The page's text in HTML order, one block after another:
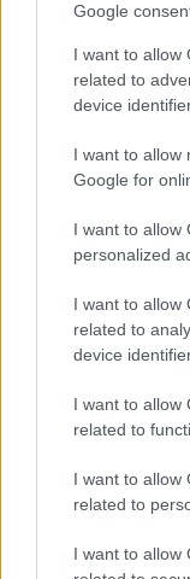
Google
I want to allow
related to
device
I want to allow
Google for
I want to allow
personalized
I want to allow
related to
device
I want to allow
related to
I want to allow
related to
I want to allow
Estos jugadores
muscular).
Posibles cambios
izquierda del
Rioja optan a un
una vez
¿Aún no juegas a